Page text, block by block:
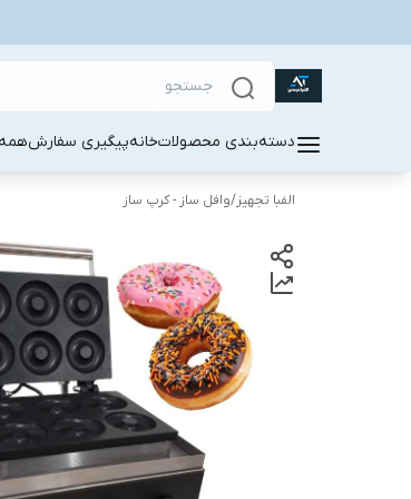
دسته‌بندی محصولاتخانهپیگیری سفارش
الفبا تجهیز/وافل ساز - کرپ ساز